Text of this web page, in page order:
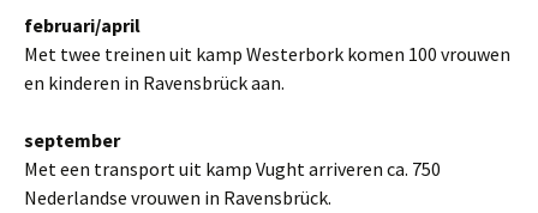
februari/april
Met twee treinen uit kamp Westerbork komen 100 vrouwen
en kinderen in Ravensbrück aan.
september
Met een transport uit kamp Vught arriveren ca. 750
Nederlandse vrouwen in Ravensbrück.